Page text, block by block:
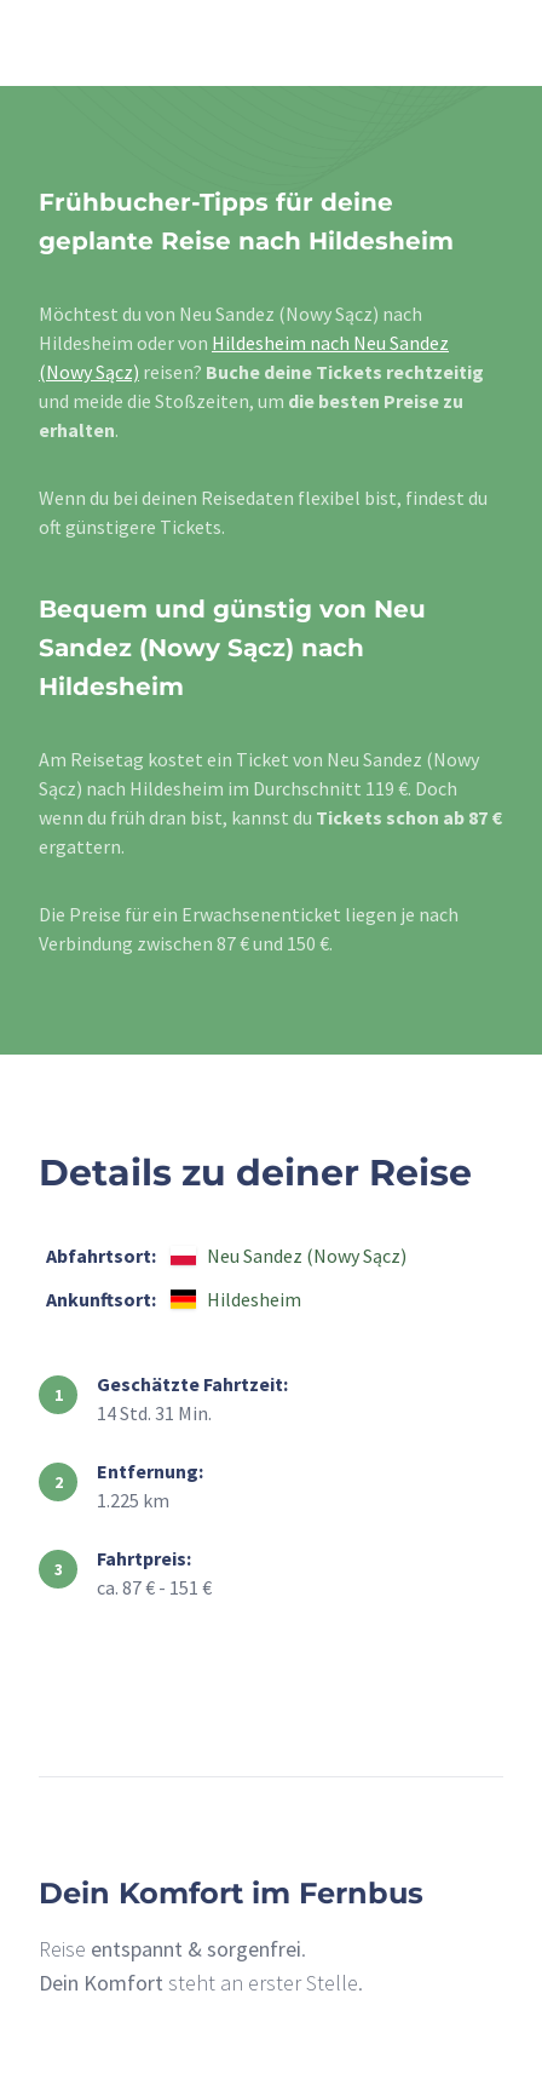
Frühbucher-Tipps für deine
geplante Reise nach Hildesheim
Möchtest du von Neu Sandez (Nowy Sącz) nach
Hildesheim oder von Hildesheim nach Neu Sandez
(Nowy Sącz) reisen? Buche deine Tickets rechtzeitig
und meide die Stoßzeiten, um die besten Preise zu
erhalten.
Wenn du bei deinen Reisedaten flexibel bist, findest du
oft günstigere Tickets.
Bequem und günstig von Neu
Sandez (Nowy Sącz) nach
Hildesheim
Am Reisetag kostet ein Ticket von Neu Sandez (Nowy
Sącz) nach Hildesheim im Durchschnitt 119 €. Doch
wenn du früh dran bist, kannst du Tickets schon ab 87 €
ergattern.
Die Preise für ein Erwachsenenticket liegen je nach
Verbindung zwischen 87 € und 150 €.
Details zu deiner Reise
Abfahrtsort:
Neu Sandez (Nowy Sącz)
Ankunftsort:
Hildesheim
Geschätzte Fahrtzeit:
14 Std. 31 Min.
Entfernung:
1.225 km
Fahrtpreis:
ca. 87 € - 151 €
Dein Komfort im Fernbus
Reise entspannt & sorgenfrei.
Dein Komfort steht an erster Stelle.